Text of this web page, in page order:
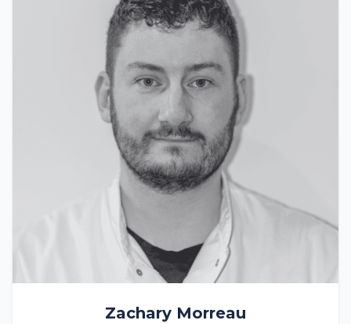
Zachary Morreau